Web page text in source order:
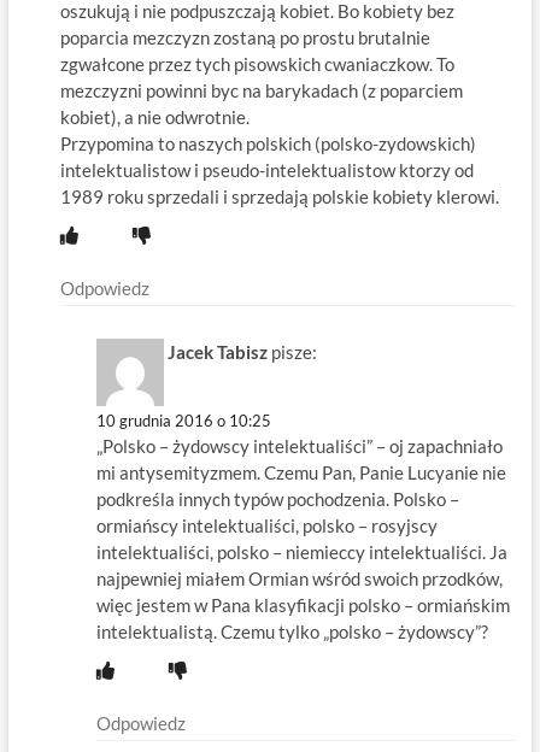
oszukują i nie podpuszczają kobiet. Bo kobiety bez
poparcia mezczyzn zostaną po prostu brutalnie
zgwałcone przez tych pisowskich cwaniaczkow. To
mezczyzni powinni byc na barykadach (z poparciem
kobiet), a nie odwrotnie.
Przypomina to naszych polskich (polsko-zydowskich)
intelektualistow i pseudo-intelektualistow ktorzy od
1989 roku sprzedali i sprzedają polskie kobiety klerowi.
Odpowiedz
Jacek Tabisz pisze:
10 grudnia 2016 o 10:25
„Polsko – żydowscy intelektualiści” – oj zapachniało
mi antysemityzmem. Czemu Pan, Panie Lucyanie nie
podkreśla innych typów pochodzenia. Polsko –
ormiańscy intelektualiści, polsko – rosyjscy
intelektualiści, polsko – niemieccy intelektualiści. Ja
najpewniej miałem Ormian wśród swoich przodków,
więc jestem w Pana klasyfikacji polsko – ormiańskim
intelektualistą. Czemu tylko „polsko – żydowscy”?
Odpowiedz